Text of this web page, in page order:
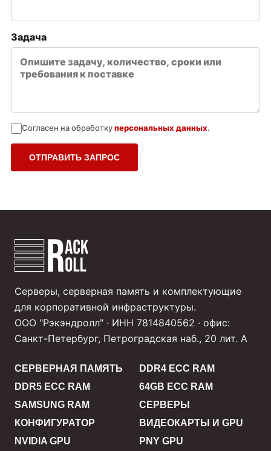
Задача
Согласен на обработкуперсональных данных.
ОТПРАВИТЬ ЗАПРОС
Серверы, серверная память и комплектующие
для корпоративной инфраструктуры.
ООО "Рэкэндролл" · ИНН 7814840562 · офис:
Санкт-Петербург, Петроградская наб., 20 лит. А
СЕРВЕРНАЯ ПАМЯТЬ
DDR4 ECC RAM
DDR5 ECC RAM
64GB ECC RAM
SAMSUNG RAM
СЕРВЕРЫ
КОНФИГУРАТОР
ВИДЕОКАРТЫ И GPU
NVIDIA GPU
PNY GPU